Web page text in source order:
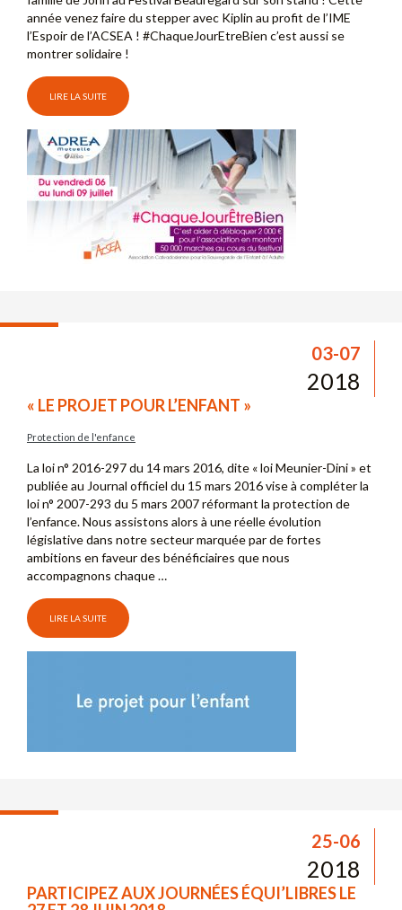
année venez faire du stepper avec Kiplin au profit de l’IME
l’Espoir de l’ACSEA ! #ChaqueJourEtreBien c’est aussi se
montrer solidaire !
LIRE LA SUITE
03-07
2018
« LE PROJET POUR L’ENFANT »
Protection de l'enfance
La loi n° 2016-297 du 14 mars 2016, dite « loi Meunier-Dini » et
publiée au Journal officiel du 15 mars 2016 vise à compléter la
loi n° 2007-293 du 5 mars 2007 réformant la protection de
l’enfance. Nous assistons alors à une réelle évolution
législative dans notre secteur marquée par de fortes
ambitions en faveur des bénéficiaires que nous
accompagnons chaque …
LIRE LA SUITE
25-06
2018
PARTICIPEZ AUX JOURNÉES ÉQUI’LIBRES LE